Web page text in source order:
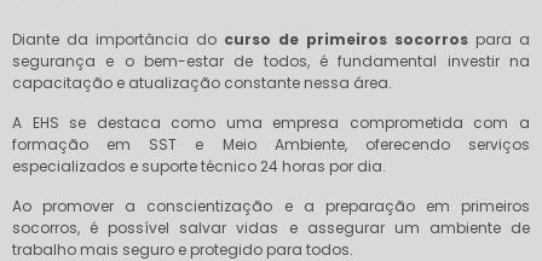
Diante da importância do curso de primeiros socorros para a
segurança e o bem-estar de todos, é fundamental investir na
capacitação e atualização constante nessa área.
A EHS se destaca como uma empresa comprometida com a
formação em SST e Meio Ambiente, oferecendo serviços
especializados e suporte técnico 24 horas por dia.
Ao promover a conscientização e a preparação em primeiros
socorros, é possível salvar vidas e assegurar um ambiente de
trabalho mais seguro e protegido para todos.